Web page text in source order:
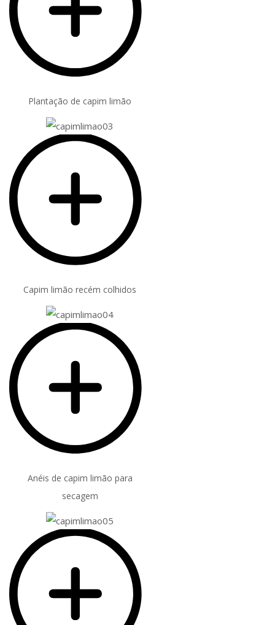
Plantação de capim limão
Capim limão recém colhidos
Anéis de capim limão para
secagem